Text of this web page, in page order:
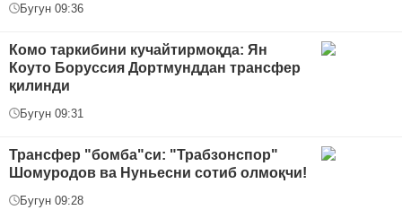
Бугун 09:36
Комо таркибини кучайтирмоқда: Ян
Коуто Боруссия Дортмунддан трансфер
қилинди
Бугун 09:31
Трансфер "бомба"си: "Трабзонспор"
Шомуродов ва Нуньесни сотиб олмоқчи!
Бугун 09:28